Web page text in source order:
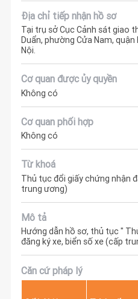
Địa chỉ tiếp nhận hồ sơ
Tại trụ sở Cục Cảnh sát giao
Duẩn, phường Cửa Nam,
Nội.
Cơ quan được ủy quyền
Không có
Cơ quan phối hợp
Không có
Từ khoá
Thủ tục đổi giấy chứng nhận
trung ương)
Mô tả
Hướng dẫn hồ sơ, thủ tục "
đăng ký xe, biển số xe (cấp
Căn cứ pháp lý